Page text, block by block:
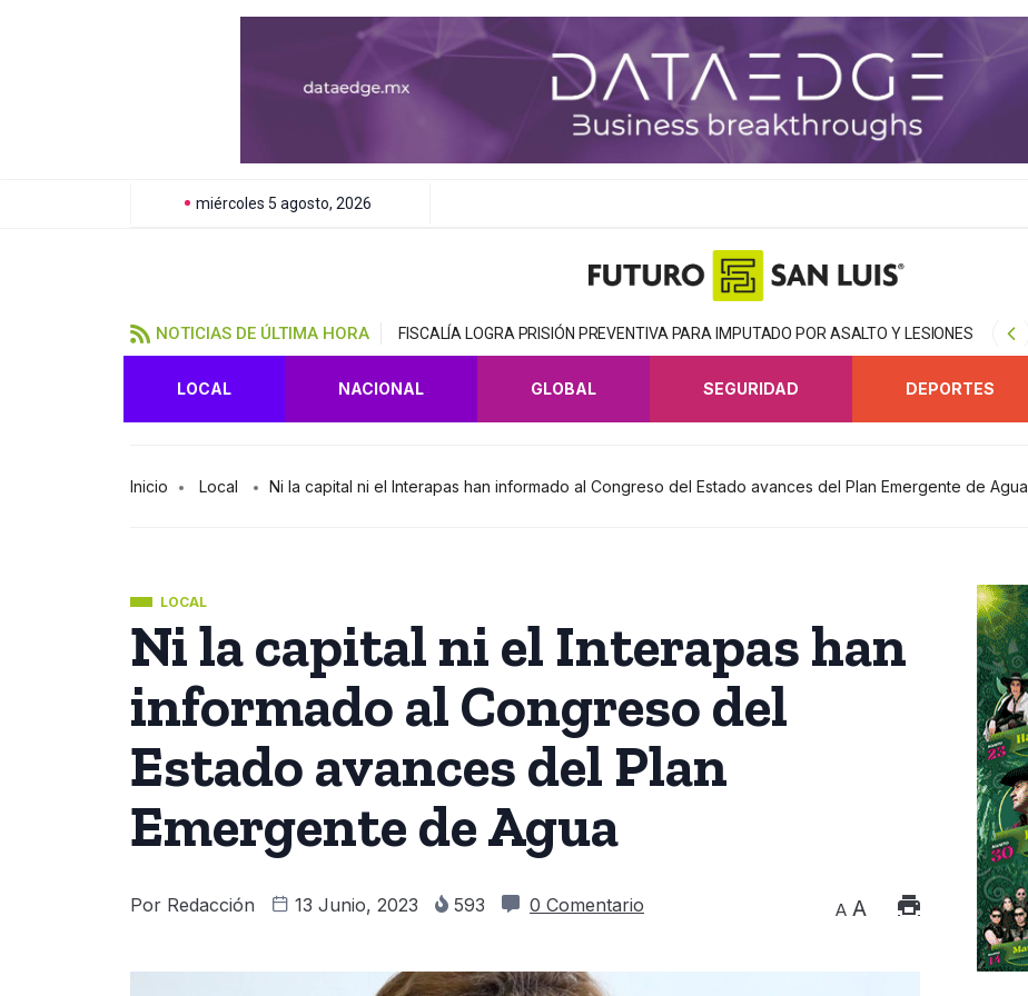
miércoles 5 agosto, 2026
NOTICIAS DE ÚLTIMA HORA FISCALÍA LOGRA PRISIÓN PREVENTIVA PARA IMPUTADO POR ASALTO Y LESIONES
LOCAL NACIONAL GLOBAL SEGURIDAD DEPORTES
Inicio Local Ni la capital ni el Interapas han informado al Congreso del Estado avances del Plan Emergente de Agua
LOCAL
Ni la capital ni el Interapas han
informado al Congreso del
Estado avances del Plan
Emergente de Agua
Por Redacción 13 Junio, 2023 593 0 Comentario A A